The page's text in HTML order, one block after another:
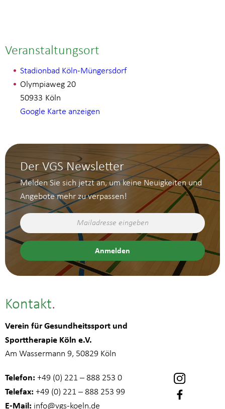
Veranstaltungsort
Stadionbad Köln-Müngersdorf
Olympiaweg 20
Köln
50933
Google Karte anzeigen
Der VGS Newsletter
Melden Sie sich jetzt an, um keine Neuigkeiten und
Angebote mehr zu verpassen!
Kontakt
Verein für Gesundheitssport und
Sporttherapie Köln e.V.
Am Wassermann 9, 50829 Köln
Telefon: +49 (0) 221 – 888 253 0
Telefax: +49 (0) 221 – 888 253 99
E-Mail: info@vgs-koeln.de